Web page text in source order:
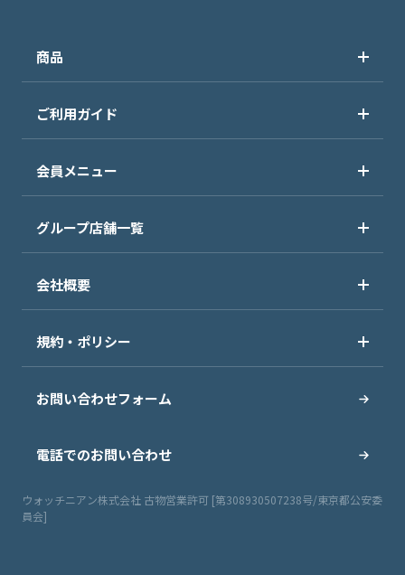
商品
ご利用ガイド
会員メニュー
グループ店舗一覧
会社概要
規約・ポリシー
お問い合わせフォーム
電話でのお問い合わせ
ウォッチニアン株式会社 古物営業許可 [第308930507238号/東京都公安委
員会]